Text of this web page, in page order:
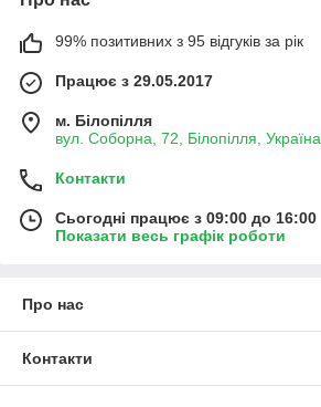
99% позитивних з 95 відгуків за рік
Працює з 29.05.2017
м. Білопілля
вул. Соборна, 72, Білопілля, Україна
Контакти
Сьогодні працює з 09:00 до 16:00
Показати весь графік роботи
Про нас
Контакти